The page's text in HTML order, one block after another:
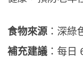
食物來源 ：深綠
補充建議 ：每日